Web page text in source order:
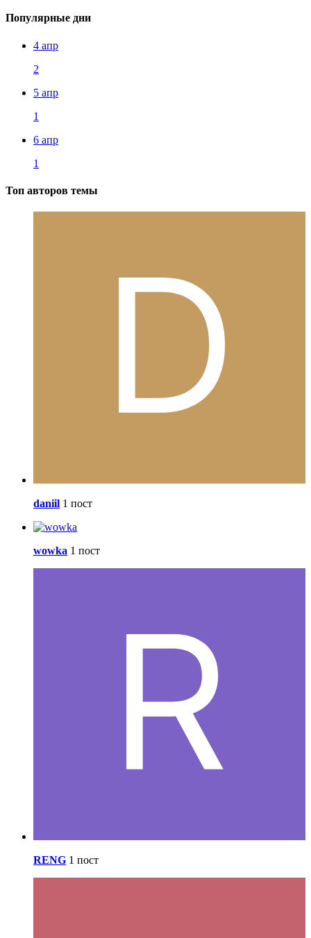
Популярные дни
4 апр
2
5 апр
1
6 апр
1
Топ авторов темы
daniil 1 пост
wowka 1 пост
RENG 1 пост